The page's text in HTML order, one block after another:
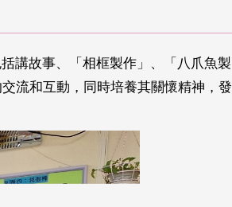
講故事、「相框製作」、「八爪魚製
流和互動，同時培養其關懷精神，發